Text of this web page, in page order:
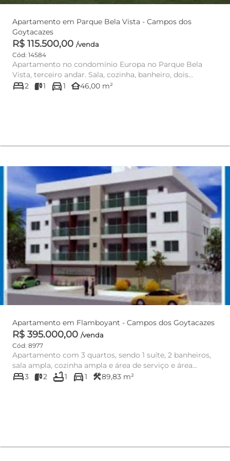
Apartamento em Parque Bela Vista - Campos dos
Goytacazes
R$ 115.500,00 /venda
Cód: 14584
Apartamento no condomínio Europa no Parque Bela
Vista, terceiro andar. Sala, cozinha, banheiro, dois
quartos. Condomíni...
bed2 1 directions_car1 other_houses46,00 m²
Apartamento em Flamboyant - Campos dos Goytacazes
R$ 395.000,00 /venda
Cód: 8977
Apartamento com 3 quartos, sendo 1 suíte, 2 banheiros,
sala ampla, cozinha ampla e área de serviço e área
externa com 89...
bed3 2 bathtub1 directions_car1 construction89,83 m²